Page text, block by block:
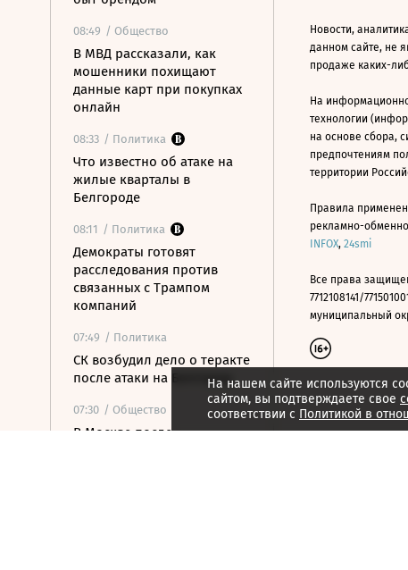
08:49 / Общество
В МВД рассказали, как
мошенники похищают
данные карт при покупках
онлайн
08:33 / Политика
Что известно об атаке на
жилые кварталы в
Белгороде
08:11 / Политика
Демократы готовят
расследования против
связанных с Трампом
компаний
07:49 / Политика
СК возбудил дело о теракте
после атаки на Белгород
07:30 / Общество
В Москве после
На нашем сайте используются
сайтом, вы подтверждаете свое
соответствии с Политикой в
Новости,
данном сайте, не
продаже каких-
На
технологии
на основе сбора,
предпочтениям
территории
Правила
рекламно-
INFOX, 24smi
Все права
7712108141/
муниципальный